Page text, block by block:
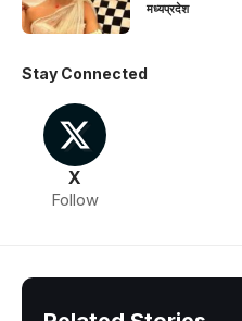
मध्यप्रदेश
Stay Connected
X
Follow